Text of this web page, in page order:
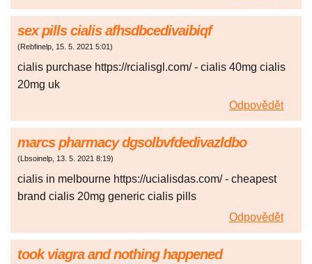
sex pills cialis afhsdbcedivaibiqf
(Rebfinelp, 15. 5. 2021 5:01)
cialis purchase https://rcialisgl.com/ - cialis 40mg cialis
20mg uk
Odpovědět
marcs pharmacy dgsolbvfdedivazldbo
(Lbsoinelp, 13. 5. 2021 8:19)
cialis in melbourne https://ucialisdas.com/ - cheapest
brand cialis 20mg generic cialis pills
Odpovědět
took viagra and nothing happened